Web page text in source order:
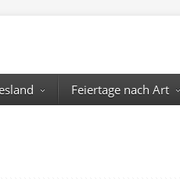
Feiertage nach Art